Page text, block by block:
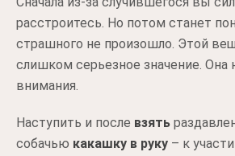
расстроитесь. Но потом станет
страшного не произошло. Этой
слишком серьезное значение. Она
внимания.
Наступить и после взять
собачью какашку в руку – к